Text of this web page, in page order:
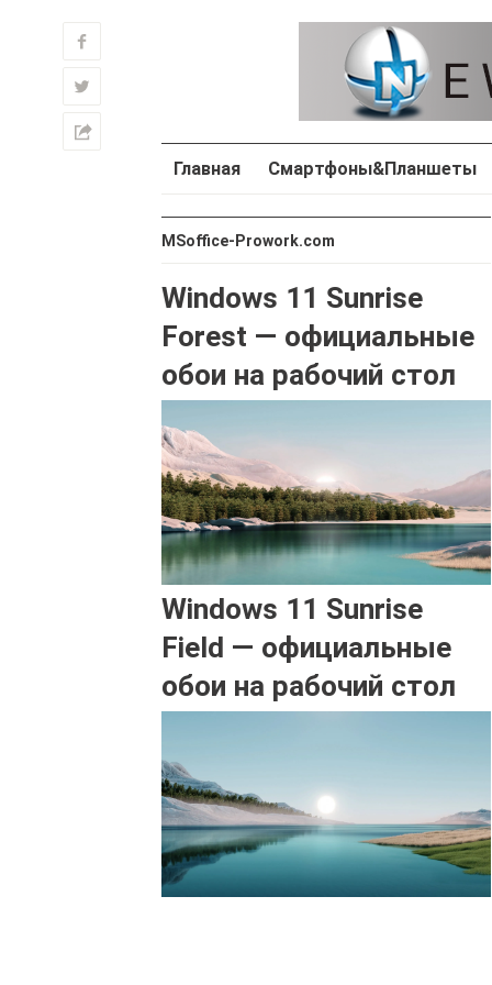
Главная Смартфоны&Планшеты
f
w
h
MSoffice-Prowork.com
Windows 11 Sunrise
Forest — официальные
обои на рабочий стол
Windows 11 Sunrise
Field — официальные
обои на рабочий стол